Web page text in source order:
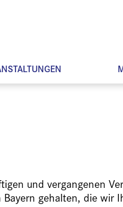
und vergangenen
gehalten, die wir